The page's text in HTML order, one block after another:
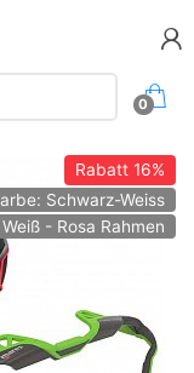
0
Rabatt16%
Schwarz-Weiss
- Rosa Rahmen